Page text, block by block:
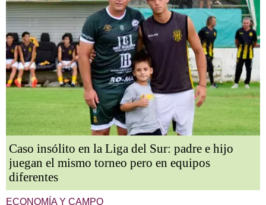
Caso insólito en la Liga del Sur: padre e hijo
juegan el mismo torneo pero en equipos
diferentes
ECONOMÍA Y CAMPO